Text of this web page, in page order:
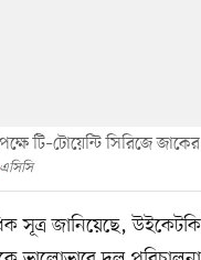
টি–টোয়েন্টি সিরিজে
এসিসি
সূত্র জানিয়েছে,